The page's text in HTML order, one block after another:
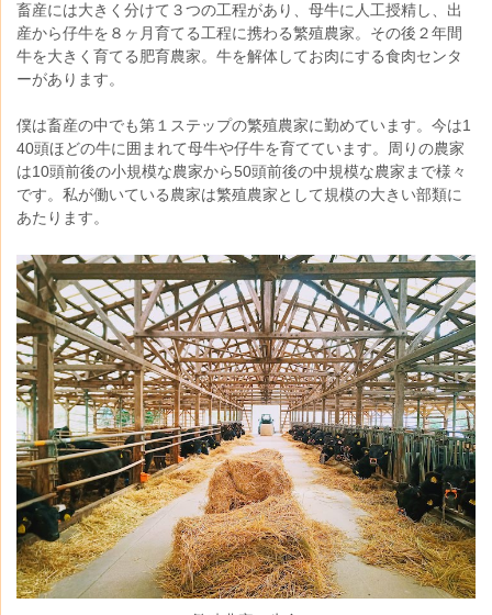
畜産には大きく分けて３つの工程があり、母牛に人工授精し、出
産から仔牛を８ヶ月育てる工程に携わる繁殖農家。その後２年間
牛を大きく育てる肥育農家。牛を解体してお肉にする食肉センタ
ーがあります。
僕は畜産の中でも第１ステップの繁殖農家に勤めています。今は1
40頭ほどの牛に囲まれて母牛や仔牛を育てています。周りの農家
は10頭前後の小規模な農家から50頭前後の中規模な農家まで様々
です。私が働いている農家は繁殖農家として規模の大きい部類に
あたります。